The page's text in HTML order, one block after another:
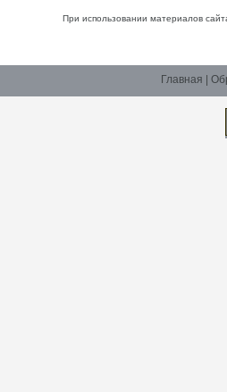
При использовании материалов
Главная